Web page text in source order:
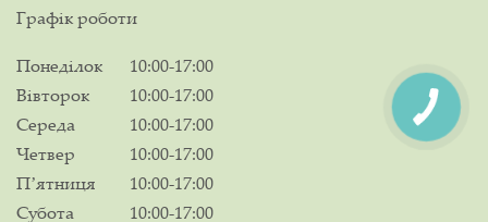
Графік роботи
Понеділок
10:00-17:00
Вівторок
10:00-17:00
Середа
10:00-17:00
Четвер
10:00-17:00
Пʼятниця
10:00-17:00
Субота
10:00-17:00